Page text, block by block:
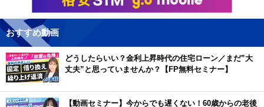
おすすめ動画
どうしたらいい？金利上昇時代の住宅ローン／まだ”大
丈夫”と思っていませんか？【FP無料セミナー】
【動画セミナー】今からでも遅くない！60歳からの老後